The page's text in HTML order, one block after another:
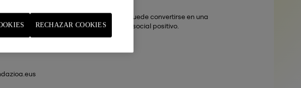
y descubrir cómo la reutilización puede convertirse en una
ambiental y generar un impacto social positivo.
RECHAZAR COOKIES